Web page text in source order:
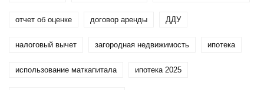
отчет об оценке договор аренды ДДУ
налоговый вычет загородная недвижимость ипотека
использование маткапитала ипотека 2025